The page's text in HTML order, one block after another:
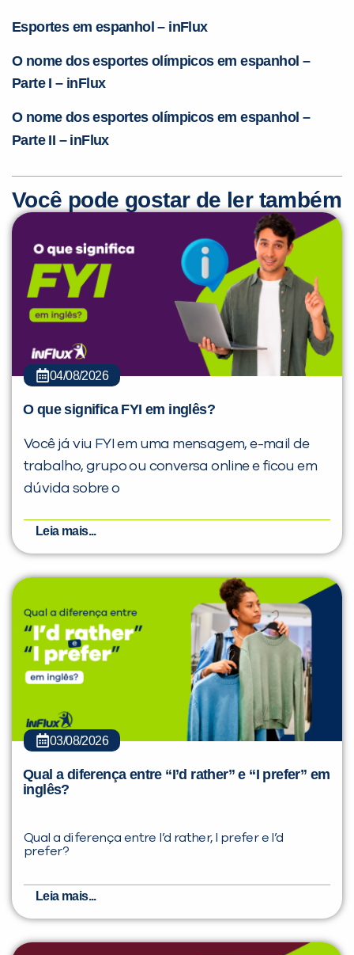
Esportes em espanhol – inFlux
O nome dos esportes olímpicos em espanhol –
Parte I – inFlux
O nome dos esportes olímpicos em espanhol –
Parte II – inFlux
Você pode gostar de ler também
04/08/2026
O que significa FYI em inglês?
Você já viu FYI em uma mensagem, e-mail de
trabalho, grupo ou conversa online e ficou em
dúvida sobre o
Leia mais...
03/08/2026
Qual a diferença entre “I’d rather” e “I prefer” em
inglês?
Qual a diferença entre I’d rather, I prefer e I’d
prefer?
Leia mais...